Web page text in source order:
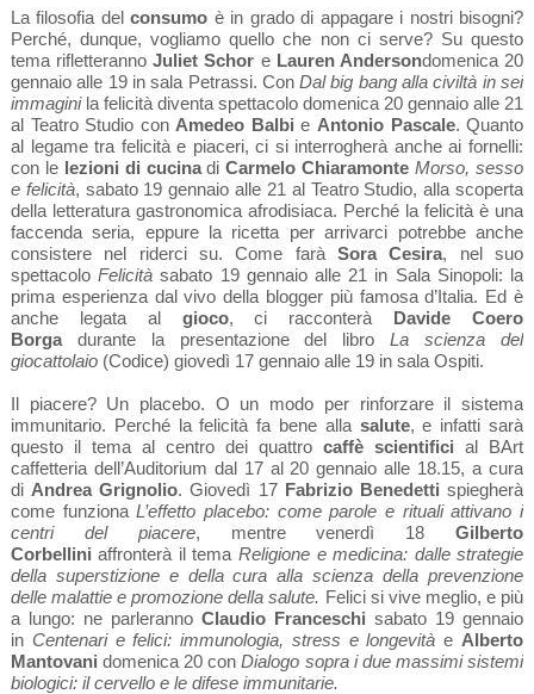
La filosofia delconsumo è in grado di appagare i nostri bisogni?
Perché, dunque, vogliamo quello che non ci serve? Su questo
tema rifletterannoJuliet Schor e Lauren Andersondomenica 20
gennaio alle 19 in sala Petrassi. ConDal big bang alla civiltà in sei
immaginila felicità diventa spettacolo domenica 20 gennaio alle 21
al Teatro Studio con Amedeo Balbi e Antonio Pascale. Quanto
al legame tra felicità e piaceri, ci si interrogherà anche ai fornelli:
con le lezioni di cucinadiCarmelo Chiaramonte Morso, sesso
e felicità, sabato 19 gennaio alle 21 al Teatro Studio, alla scoperta
della letteratura gastronomica afrodisiaca. Perché la felicità è una
faccenda seria, eppure la ricetta per arrivarci potrebbe anche
consistere nel riderci su. Come faràSora Cesira, nel suo
spettacoloFelicità sabato 19 gennaio alle 21 in Sala Sinopoli: la
prima esperienza dal vivo della blogger più famosa d’Italia. Ed è
anche legata al gioco, ci racconterà
Davide Coero
Borgadurante la presentazione del libroLa scienza del
giocattolaio(Codice) giovedì 17 gennaio alle 19 in sala Ospiti.
Il piacere? Un placebo. O un modo per rinforzare il sistema
immunitario. Perché la felicità fa bene alla salute, e infatti sarà
questo il tema al centro dei quattrocaffè scientifici al BArt
caffetteria dell’Auditorium dal 17 al 20 gennaio alle 18.15, a cura
diAndrea Grignolio. Giovedì 17 Fabrizio Benedetti spiegherà
come funzionaL’effetto placebo: come parole e rituali attivano i
centri del piacere, mentre venerdì 18Gilberto
Corbellini affronterà il tema Religione e medicina: dalle strategie
della superstizione e della cura alla scienza della prevenzione
delle malattie e promozione della salute. Felici si vive meglio, e più
a lungo: ne parleranno Claudio Franceschi sabato 19 gennaio
in Centenari e felici: immunologia, stress e longevità e Alberto
Mantovani domenica 20 con Dialogo sopra i due massimi sistemi
biologici: il cervello e le difese immunitarie.